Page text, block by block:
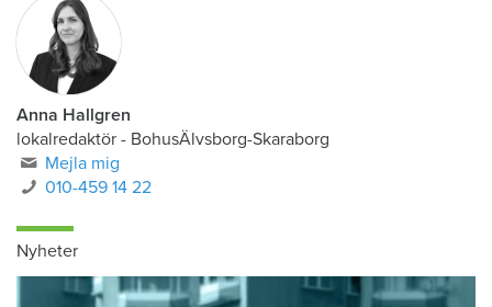
Anna Hallgren
lokalredaktör - BohusÄlvsborg-Skaraborg
Mejla mig
010-459 14 22
Nyheter